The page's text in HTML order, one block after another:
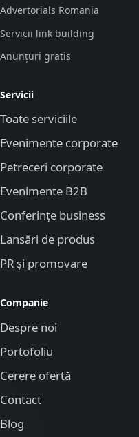
Advertorials Romania
Servicii link building
Anunțuri gratis
Servicii
Toate serviciile
Evenimente corporate
Petreceri corporate
Evenimente B2B
Conferințe business
Lansări de produs
PR și promovare
Companie
Despre noi
Portofoliu
Cerere ofertă
Contact
Blog